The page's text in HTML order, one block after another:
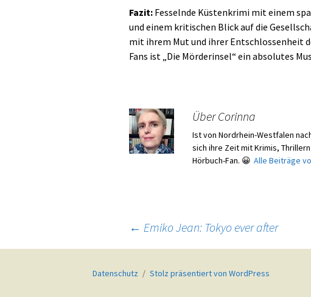
Fazit: Fesselnde Küstenkrimi mit einem
und einem kritischen Blick auf die
mit ihrem Mut und ihrer Entschlossenheit
Fans ist „Die Mörderinsel“ ein absolutes
Über Corinna
Ist von Nordrhein-Westfalen
sich ihre Zeit mit Krimis,
Hörbuch-Fan. 😀 Alle Beiträge
Beitragsnavigation
← Emiko Jean: Tokyo ever after
Datenschutz Stolz präsentiert von WordPress